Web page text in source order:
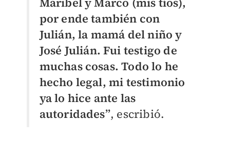
por ende también con
Julián, la mamá del niño y
José Julián. Fui testigo de
muchas cosas. Todo lo he
hecho legal, mi testimonio
ya lo hice ante las
autoridades”, escribió.